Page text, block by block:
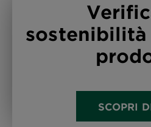
SCOPRI